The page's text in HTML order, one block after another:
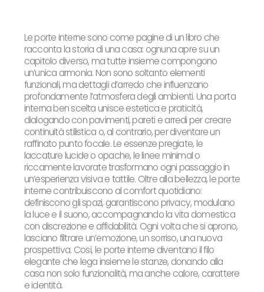
Le porte interne sono come pagine di un libro che
racconta la storia di una casa: ognuna apre su un
capitolo diverso, ma tutte insieme compongono
un’unica armonia. Non sono soltanto elementi
funzionali, ma dettagli d’arredo che influenzano
profondamente l’atmosfera degli ambienti. Una porta
interna ben scelta unisce estetica e praticità,
dialogando con pavimenti, pareti e arredi per creare
continuità stilistica o, al contrario, per diventare un
raffinato punto focale. Le essenze pregiate, le
laccature lucide o opache, le linee minimal o
riccamente lavorate trasformano ogni passaggio in
un’esperienza visiva e tattile. Oltre alla bellezza, le porte
interne contribuiscono al comfort quotidiano:
definiscono gli spazi, garantiscono privacy, modulano
la luce e il suono, accompagnando la vita domestica
con discrezione e affidabilità. Ogni volta che si aprono,
lasciano filtrare un’emozione, un sorriso, una nuova
prospettiva. Così, le porte interne diventano il filo
elegante che lega insieme le stanze, donando alla
casa non solo funzionalità, ma anche calore, carattere
e identità.